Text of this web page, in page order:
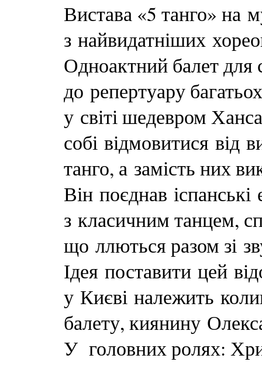
Вистава «5 танго» на
з найвидатніших
Одноактний балет для
до репертуару
у світі шедевром
собі відмовитися від
танго, а замість них
Він поєднав
з класичним танцем,
що ллються разом зі
Ідея поставити цей
у Києві належить
балету, киянину
У головних ролях: